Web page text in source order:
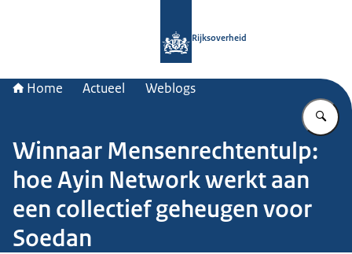
Rijksoverheid
Home Actueel Weblogs
Winnaar Mensenrechtentulp:
hoe Ayin Network werkt aan
een collectief geheugen voor
Soedan